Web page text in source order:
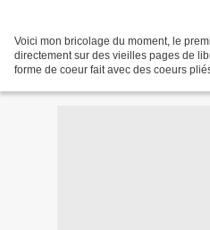
Voici mon bricolage du moment, le
directement sur des vieilles pages de
forme de coeur fait avec des coeurs